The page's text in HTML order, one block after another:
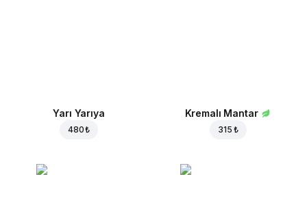
Yarı Yarıya
480 ₺
Kremalı Mantar
315 ₺